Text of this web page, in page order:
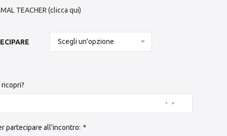
TEACHER (clicca qui)
partecipare all’incontro: *